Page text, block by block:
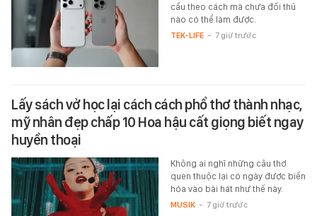
cầu theo cách mà chưa đối thủ
nào có thể làm được.
TEK-LIFE - 7 giờ trước
Lấy sách vở học lại cách cách phổ thơ thành nhạc,
mỹ nhân đẹp chấp 10 Hoa hậu cất giọng biết ngay
huyền thoại
Không ai nghĩ những câu thơ
quen thuộc lại có ngày được biến
hóa vào bài hát như thế này.
MUSIK - 7 giờ trước